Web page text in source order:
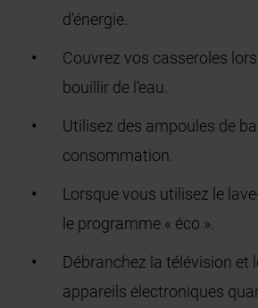
d'énergie.
Couvrez vos casseroles
bouillir de l'eau.
Utilisez des ampoules de
consommation.
Lorsque vous utilisez le
le programme « éco ».
Débranchez la télévision et
appareils électroniques